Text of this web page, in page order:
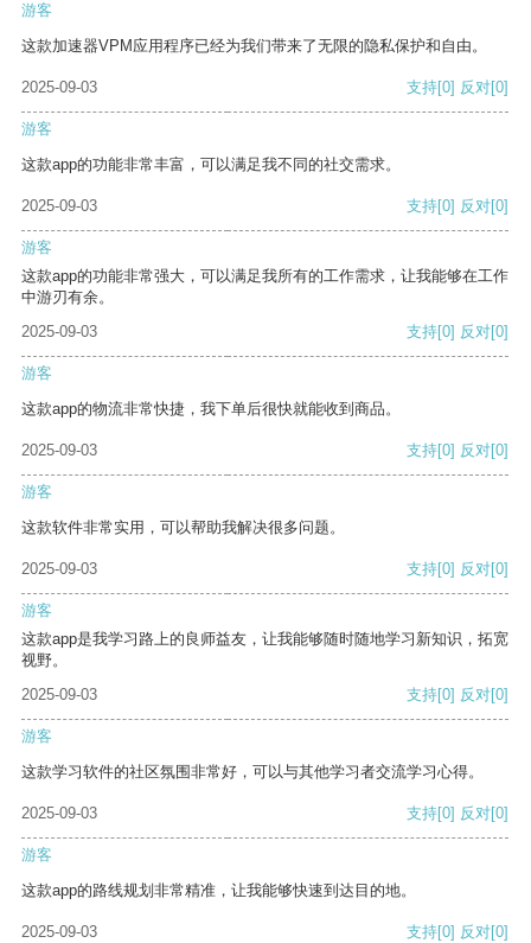
游客
这款加速器VPM应用程序已经为我们带来了无限的隐私保护和自由。
2025-09-03 支持[0] 反对[0]
游客
这款app的功能非常丰富，可以满足我不同的社交需求。
2025-09-03 支持[0] 反对[0]
游客
这款app的功能非常强大，可以满足我所有的工作需求，让我能够在工作
中游刃有余。
2025-09-03
支持[0] 反对[0]
游客
这款app的物流非常快捷，我下单后很快就能收到商品。
2025-09-03 支持[0] 反对[0]
游客
这款软件非常实用，可以帮助我解决很多问题。
2025-09-03 支持[0] 反对[0]
游客
这款app是我学习路上的良师益友，让我能够随时随地学习新知识，拓宽
视野。
2025-09-03
支持[0] 反对[0]
游客
这款学习软件的社区氛围非常好，可以与其他学习者交流学习心得。
2025-09-03 支持[0] 反对[0]
游客
这款app的路线规划非常精准，让我能够快速到达目的地。
2025-09-03 支持[0] 反对[0]